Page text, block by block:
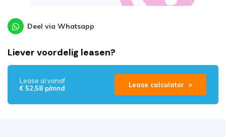
Deel via Whatsapp
Liever voordelig leasen?
Lease al vanaf
€ 52,58 p/mnd
Lease calculator >